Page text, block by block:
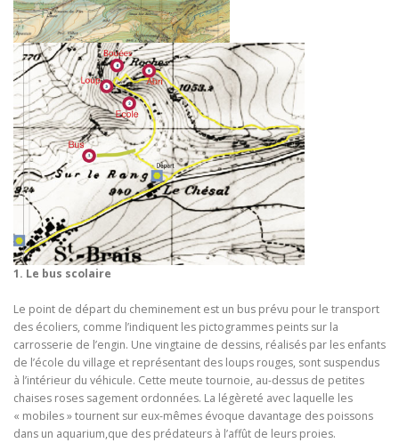
1. Le bus scolaire
Le point de départ du cheminement est un bus prévu pour le transport
des écoliers, comme l’indiquent les pictogrammes peints sur la
carrosserie de l’engin. Une vingtaine de dessins, réalisés par les enfants
de l’école du village et représentant des loups rouges, sont suspendus
à l’intérieur du véhicule. Cette meute tournoie, au-dessus de petites
chaises roses sagement ordonnées. La légèreté avec laquelle les
« mobiles » tournent sur eux-mêmes évoque davantage des poissons
dans un aquarium,que des prédateurs à l’affût de leurs proies.